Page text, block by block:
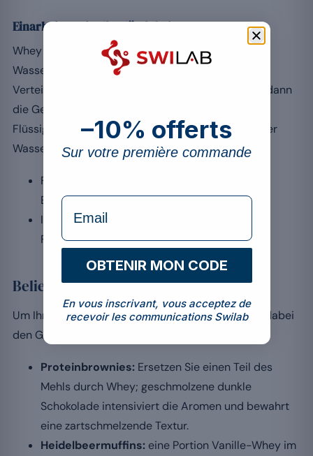
Einarbeitung in die Flüssigkeiten
Whey in einer Flüssigkeit des Rezepts (Milch oder
Wasser) aufzulösen sorgt für eine gleichmässige
Verteilung und vermeidet Klümpchen; passen Sie dann
die Gesamtmenge der Flüssigkeit an. Die Wahl der
Flüssigkeit wird im Artikel über Whey mit Milch oder
Wasser ausführlich behandelt.
Für saftige Crêpes: 30 g Whey vor dem
Einarbeiten mit der Milch vermischen.
In einer Smoothie Bowl: 20 g direkt mit Ihren
Früchten in den Mixer geben.
Beliebte Rezepte mit Whey
Um Ihre Backwaren mit Protein anzureichern und dabei
den Geschmack zu bewahren, hier einige Ideen:
Proteinbrownies: Ersetzen Sie einen Teil des
Mehls durch Whey; geschmolzene dunkle
Schokolade intensiviert die Aromen und bewahrt
eine zartschmelzende Textur.
Heidelbeermuffins: eine Portion Vanille-Whey im
–10% offerts
Sur votre première commande
formulaire Email
OBTENIR MON CODE
En vous inscrivant, vous acceptez de
recevoir les communications Swilab